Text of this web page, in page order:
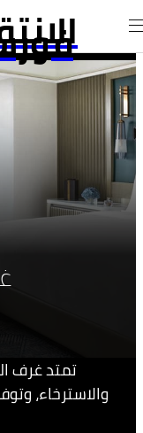
تمتد غرف
والاسترخاء،